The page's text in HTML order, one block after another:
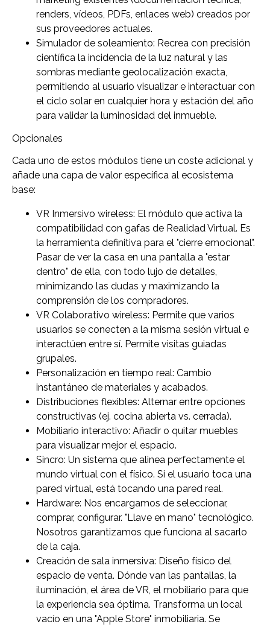
renders, vídeos, PDFs, enlaces web) creados por
sus proveedores actuales.
Simulador de soleamiento: Recrea con precisión
científica la incidencia de la luz natural y las
sombras mediante geolocalización exacta,
permitiendo al usuario visualizar e interactuar con
el ciclo solar en cualquier hora y estación del año
para validar la luminosidad del inmueble.
Opcionales
Cada uno de estos módulos tiene un coste adicional y
añade una capa de valor específica al ecosistema
base:
VR Inmersivo wireless: El módulo que activa la
compatibilidad con gafas de Realidad Virtual. Es
la herramienta definitiva para el "cierre emocional".
Pasar de ver la casa en una pantalla a "estar
dentro" de ella, con todo lujo de detalles,
minimizando las dudas y maximizando la
comprensión de los compradores.
VR Colaborativo wireless: Permite que varios
usuarios se conecten a la misma sesión virtual e
interactúen entre sí. Permite visitas guiadas
grupales.
Personalización en tiempo real: Cambio
instantáneo de materiales y acabados.
Distribuciones flexibles: Alternar entre opciones
constructivas (ej. cocina abierta vs. cerrada).
Mobiliario interactivo: Añadir o quitar muebles
para visualizar mejor el espacio.
Sincro: Un sistema que alinea perfectamente el
mundo virtual con el físico. Si el usuario toca una
pared virtual, está tocando una pared real.
Hardware: Nos encargamos de seleccionar,
comprar, configurar. "Llave en mano" tecnológico.
Nosotros garantizamos que funciona al sacarlo
de la caja.
Creación de sala inmersiva: Diseño físico del
espacio de venta. Dónde van las pantallas, la
iluminación, el área de VR, el mobiliario para que
la experiencia sea óptima. Transforma un local
vacío en una "Apple Store" inmobiliaria. Se